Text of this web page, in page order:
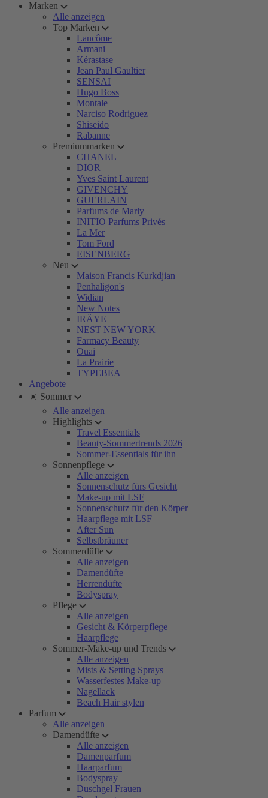
Marken
Alle anzeigen
Top Marken
Lancôme
Armani
Kérastase
Jean Paul Gaultier
SENSAI
Hugo Boss
Montale
Narciso Rodriguez
Shiseido
Rabanne
Premiummarken
CHANEL
DIOR
Yves Saint Laurent
GIVENCHY
GUERLAIN
Parfums de Marly
INITIO Parfums Privés
La Mer
Tom Ford
EISENBERG
Neu
Maison Francis Kurkdjian
Penhaligon's
Widian
New Notes
IRÄYE
NEST NEW YORK
Farmacy Beauty
Ouai
La Prairie
TYPEBEA
Angebote
☀️ Sommer
Alle anzeigen
Highlights
Travel Essentials
Beauty-Sommertrends 2026
Sommer-Essentials für ihn
Sonnenpflege
Alle anzeigen
Sonnenschutz fürs Gesicht
Make-up mit LSF
Sonnenschutz für den Körper
Haarpflege mit LSF
After Sun
Selbstbräuner
Sommerdüfte
Alle anzeigen
Damendüfte
Herrendüfte
Bodyspray
Pflege
Alle anzeigen
Gesicht & Körperpflege
Haarpflege
Sommer-Make-up und Trends
Alle anzeigen
Mists & Setting Sprays
Wasserfestes Make-up
Nagellack
Beach Hair stylen
Parfum
Alle anzeigen
Damendüfte
Alle anzeigen
Damenparfum
Haarparfum
Bodyspray
Duschgel Frauen